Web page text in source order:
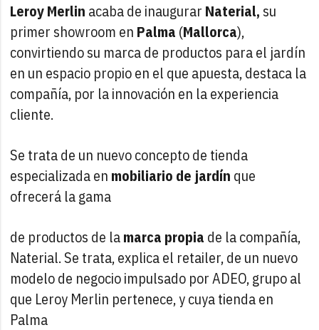
Leroy Merlin acaba de inaugurar Naterial, su
primer showroom en Palma (Mallorca),
convirtiendo su marca de productos para el jardín
en un espacio propio en el que apuesta, destaca la
compañía, por la innovación en la experiencia
cliente.
Se trata de un nuevo concepto de tienda
especializada en mobiliario de jardín que
ofrecerá la gama
de productos de lamarca propia de la compañía,
Naterial. Se trata, explica el retailer, de un nuevo
modelo de negocio impulsado por ADEO, grupo al
que Leroy Merlin pertenece, y cuya tienda en
Palma